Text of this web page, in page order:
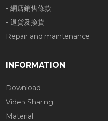
- 網店銷售條款
- 退貨及換貨
Repair and maintenance
INFORMATION
Download
Video Sharing
Material